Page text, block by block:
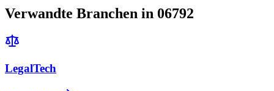
Verwandte Branchen in 06792
LegalTech